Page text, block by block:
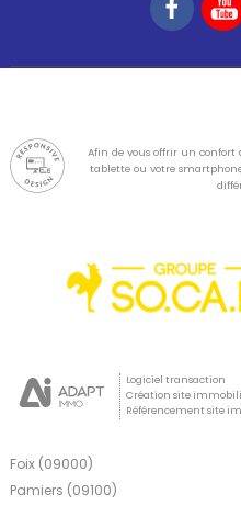
Afin de vous offrir un confort
tablette ou votre
Logiciel transaction
Création site
Référencement site
Foix (09000)
Pamiers (09100)